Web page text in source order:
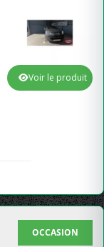
Voir le produit
OCCASION